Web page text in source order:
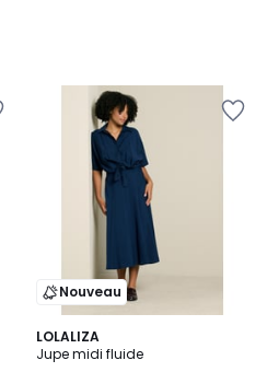
Nouveau
LOLALIZA
Jupe midi fluide
2
Couleurs